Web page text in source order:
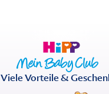
Viele Vorteile &